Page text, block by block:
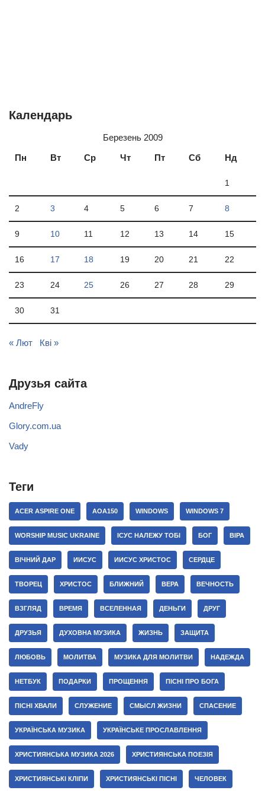
Календарь
Березень 2009
Пн
Вт Ср Чт Пт Сб Нд
1
2 3 4 5 6 7 8
9 10 11 12 13 14 15
16 17 18 19 20 21 22
23 24 25 26 27 28 29
30 31
« Лют Кві »
Друзья сайта
AndreFly
Glory.com.ua
Vady
Теги
ACER ASPIRE ONE AOA150 WINDOWS WINDOWS 7
WORSHIP MUSIC UKRAINE ІСУС НАЛЕЖУ ТОБІ БОГ ВІРА
ВІЧНИЙ ДАР ИИСУС ИИСУС ХРИСТОС СЕРДЦЕ
ТВОРЕЦ ХРИСТОС БЛИЖНИЙ ВЕРА ВЕЧНОСТЬ
ВЗГЛЯД ВРЕМЯ ВСЕЛЕННАЯ ДЕНЬГИ ДРУГ
ДРУЗЬЯ ДУХОВНА МУЗИКА ЖИЗНЬ ЗАЩИТА
ЛЮБОВЬ МОЛИТВА МУЗИКА ДЛЯ МОЛИТВИ НАДЕЖДА
НЕТБУК ПОДАРКИ ПРОЩЕННЯ ПІСНІ ПРО БОГА
ПІСНІ ХВАЛИ СЛУЖЕНИЕ СМЫСЛ ЖИЗНИ СПАСЕНИЕ
УКРАЇНСЬКА МУЗИКА УКРАЇНСЬКЕ ПРОСЛАВЛЕННЯ
ХРИСТИЯНСЬКА МУЗИКА 2026 ХРИСТИЯНСЬКА ПОЕЗІЯ
ХРИСТИЯНСЬКІ КЛІПИ ХРИСТИЯНСЬКІ ПІСНІ ЧЕЛОВЕК